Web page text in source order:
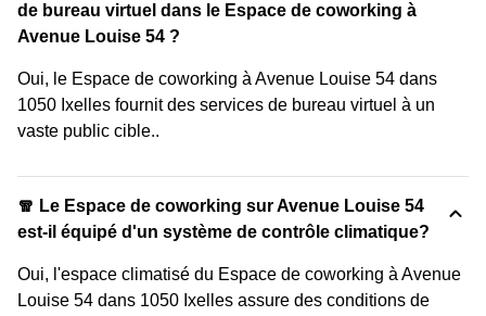
de bureau virtuel dans le Espace de coworking à
Avenue Louise 54 ?
Oui, le Espace de coworking à Avenue Louise 54 dans
1050 Ixelles fournit des services de bureau virtuel à un
vaste public cible..
🧣 Le Espace de coworking sur Avenue Louise 54
est-il équipé d'un système de contrôle climatique?
Oui, l'espace climatisé du Espace de coworking à Avenue
Louise 54 dans 1050 Ixelles assure des conditions de